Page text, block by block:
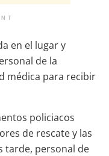
en el lugar y
de la
médica para recibir
policiacos
de rescate y las
tarde, personal de